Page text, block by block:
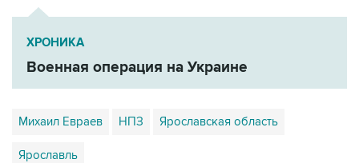
ХРОНИКА
Военная операция на Украине
Михаил Евраев НПЗ Ярославская область
Ярославль